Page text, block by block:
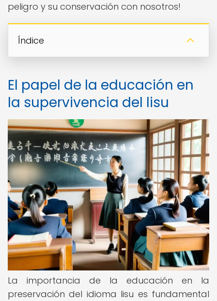
peligro y su conservación con nosotros!
Índice
El papel de la educación en
la supervivencia del lisu
La importancia de la educación en la
preservación del idioma lisu es fundamental